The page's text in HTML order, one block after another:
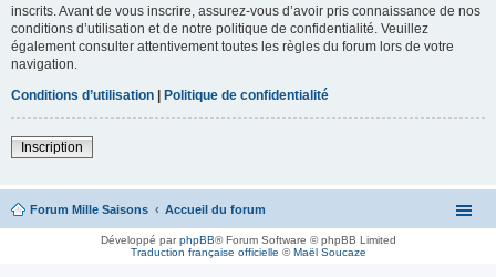
inscrits. Avant de vous inscrire, assurez-vous d’avoir pris connaissance de nos
conditions d’utilisation et de notre politique de confidentialité. Veuillez
également consulter attentivement toutes les règles du forum lors de votre
navigation.
Conditions d’utilisation | Politique de confidentialité
Inscription
Forum Mille Saisons Accueil du forum
Développé parphpBB® Forum Software © phpBB Limited
Traduction française officielle ©Maël Soucaze